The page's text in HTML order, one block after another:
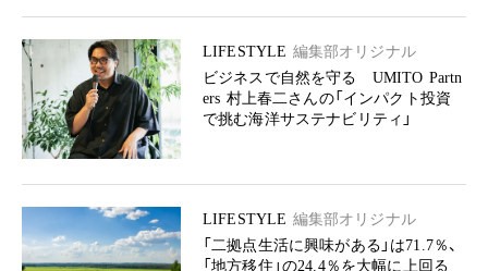
LIFESTYLE 編集部オリジナル
ビジネスで自然を守る UMITO Partn
ers 村上春二さんの「インパクト投資
で挑む海洋サステナビリティ」
LIFESTYLE 編集部オリジナル
「二拠点生活に興味がある」は71.7％、
「地方移住」の24.4％を大幅に上回る